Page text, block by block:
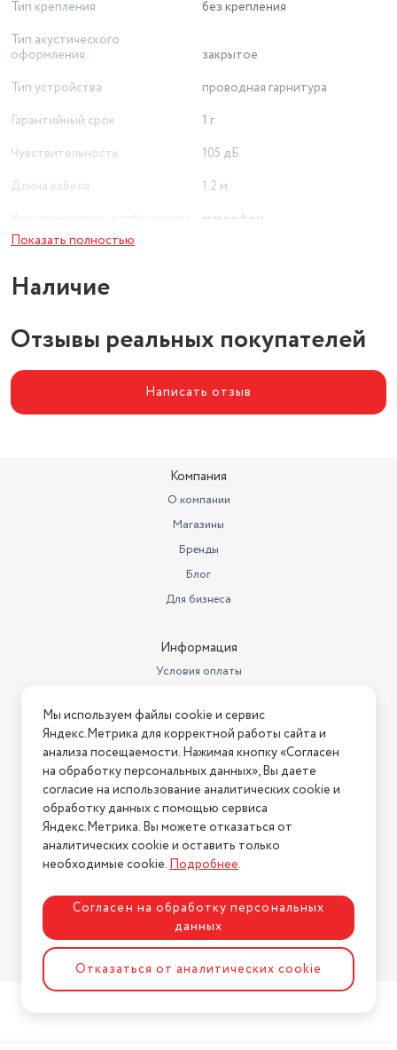
Тип крепления
без крепления
Тип акустического
оформления
закрытое
Тип устройства
проводная гарнитура
Гарантийный срок
1 г.
Чувствительность
105 дБ
Длина кабеля
1.2 м
микрофон
Функции
воспроизводимая частота
20000 Гц
Минимальная
воспроизводимая частота
Диаметр мембраны
10 мм
Показать полностью
Наличие
Отзывы реальных покупателей
Написать отзыв
Компания
О компании
Магазины
Бренды
Блог
Для бизнеса
Информация
Условия оплаты
Условия возврата
Нашли ошибку на сайте? Напишите нам
2026 © Интернет-магазин "АстМаркет". У нас есть всё!
Политика конфиденциальности
Разработка сайтаASTDESIGN
Мы используем файлы cookie и сервис
Яндекс.Метрика для корректной работы сайта и
анализа посещаемости. Нажимая кнопку «Согласен
на обработку персональных данных», Вы даете
согласие на использование аналитических cookie и
обработку данных с помощью сервиса
Яндекс.Метрика. Вы можете отказаться от
аналитических cookie и оставить только
необходимые cookie.Подробнее.
Согласен на обработку персональных
данных
Отказаться от аналитических cookie